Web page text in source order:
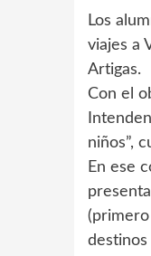
Los
viajes a
Artigas.
Con el
niños”,
En ese